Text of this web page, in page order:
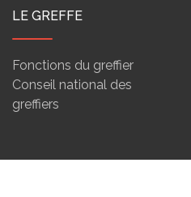
LE GREFFE
Fonctions du greffier
Conseil national des
greffiers